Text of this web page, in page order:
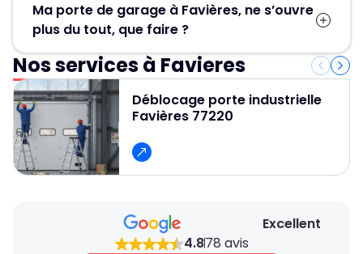
Favières, contactez MGParis au 01 84 24 42 80
! Nos artisans serruriers assurent un
dépannage rapide et efficace en 30 minute.
Ma porte de garage à Favières, ne s’ouvre
plus du tout, que faire ?
Contactez Métallerie Grand Paris pour un
service de déblocage porte de garage rapide,
fiable et professionnel et pour obtenir un devis
gratuit et des conseils personnalisés.
Nos services à Favieres
Déblocage porte industrielle
Favières 77220
Excellent
4.878 avis